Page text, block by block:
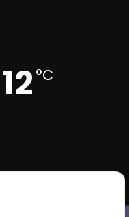
12 °C